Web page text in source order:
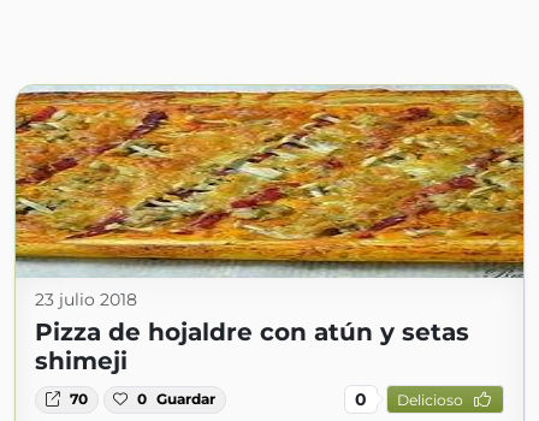
23 julio 2018
Pizza de hojaldre con atún y setas
shimeji
70 0 Guardar 0 Delicioso